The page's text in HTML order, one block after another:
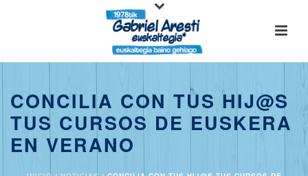
CONCILIA CON TUS HIJ@S
TUS CURSOS DE EUSKERA
EN VERANO